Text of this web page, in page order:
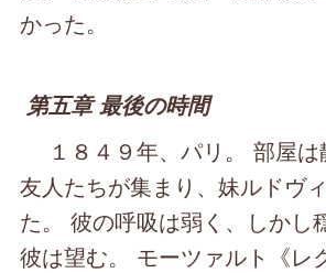
かった。
第五章 最後の時間
１８４９年、パリ。 部屋は
友人たちが集まり、妹ルドヴ
た。 彼の呼吸は弱く、しかし
彼は望む。 モーツァルト《レ